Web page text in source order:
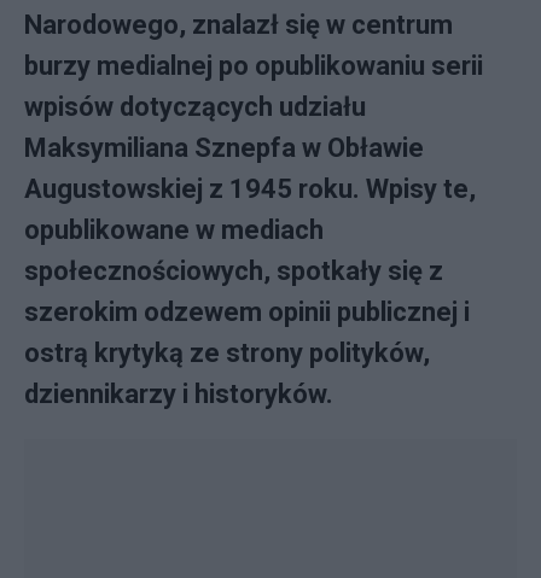
Narodowego, znalazł się w centrum
burzy medialnej po opublikowaniu serii
wpisów dotyczących udziału
Maksymiliana Sznepfa w Obławie
Augustowskiej z 1945 roku. Wpisy te,
opublikowane w mediach
społecznościowych, spotkały się z
szerokim odzewem opinii publicznej i
ostrą krytyką ze strony polityków,
dziennikarzy i historyków.